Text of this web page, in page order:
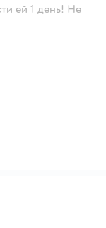
ей 1 день! Не